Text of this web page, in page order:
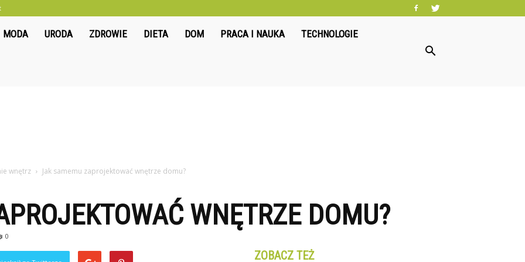
Oliwkowo.pl
MODA URODA ZDROWIE DIETA DOM PRACA I NAUKA TECHNOLOGIE
wnętrz Jak samemu zaprojektować wnętrze domu?
WNĘTRZE DOMU?
0
ZOBACZ TEŻ